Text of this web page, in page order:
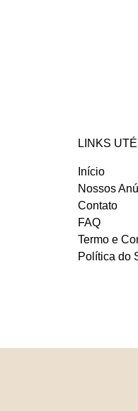
LINKS
Início
Nossos
Contato
FAQ
Termo e
Política do